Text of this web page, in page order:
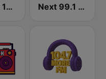
Vibe CT 105.1 FM Next 99.1 FM